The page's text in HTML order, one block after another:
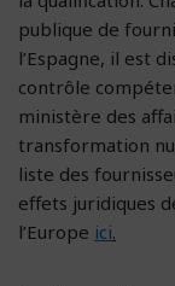
publique de
l’Espagne, il est
contrôle
ministère des
transformation
liste des
effets juridiques
l’Europe ici.